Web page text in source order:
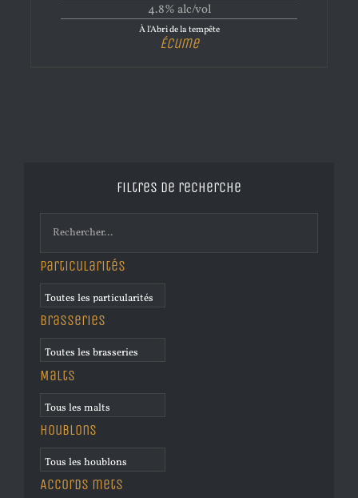
4.8% alc/vol
À l'Abri de la tempête
Écume
Filtres de recherche
Particularités
Brasseries
Malts
Houblons
Accords mets